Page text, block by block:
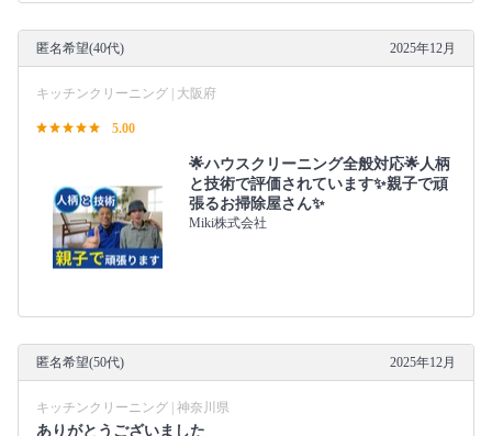
匿名希望(40代) 2025年12月
キッチンクリーニング | 大阪府
5.00
🌟ハウスクリーニング全般対応🌟人柄
と技術で評価されています✨親子で頑
張るお掃除屋さん✨
Miki株式会社
匿名希望(50代) 2025年12月
キッチンクリーニング | 神奈川県
ありがとうございました